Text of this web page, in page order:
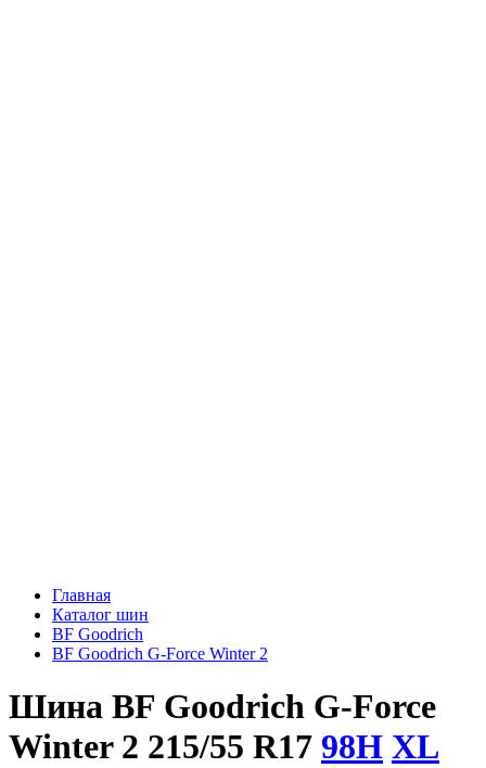
Главная
Каталог шин
BF Goodrich
BF Goodrich G-Force Winter 2
Шина BF Goodrich G-Force
Winter 2 215/55 R17 98H XL